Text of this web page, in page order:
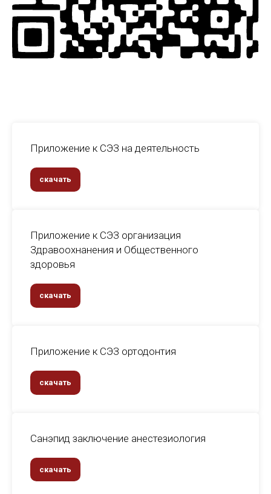
Приложение к СЭЗ на деятельность
скачать
Приложение к СЭЗ организация
Здравоохнанения и Общественного
здоровья
скачать
Приложение к СЭЗ ортодонтия
скачать
Санэпид заключение анестезиология
скачать